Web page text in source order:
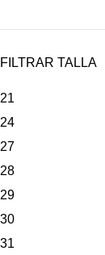
FILTRAR TALLA
21
24
27
28
29
30
31